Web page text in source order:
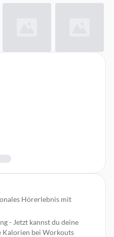
Hörerlebnis mit
- Jetzt kannst du deine
Kalorien bei Work­outs